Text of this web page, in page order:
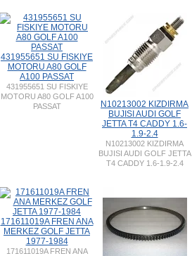
431955651 SU FISKIYE
MOTORU A80 GOLF
A100 PASSAT
431955651 SU FISKIYE
MOTORU A80 GOLF A100
PASSAT
N10213002 KIZDIRMA
BUJISI AUDI GOLF
JETTA T4 CADDY 1.6-
1.9-2.4
N10213002 KIZDIRMA
BUJISI AUDI GOLF JETTA
T4 CADDY 1.6-1.9-2.4
171611019A FREN ANA
MERKEZ GOLF JETTA
1977-1984
171611019A FREN ANA